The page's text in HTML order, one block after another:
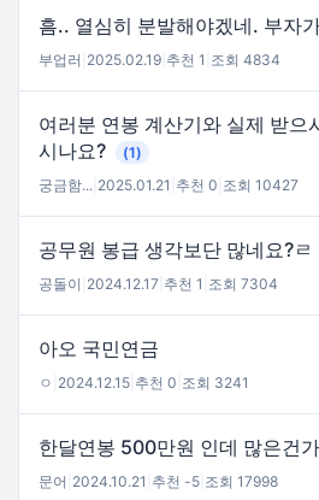
흠.. 열심히 분발해야겠네. 부자
부업러 2025.02.19 추천 1 조회 4834
여러분 연봉 계산기와 실제 받으
시나요?
(1)
궁금함... 2025.01.21 추천 0 조회 10427
공무원 봉급 생각보단 많네요?ㄹ
공돌이 2024.12.17 추천 1 조회 7304
아오 국민연금
ㅇ 2024.12.15 추천 0 조회 3241
한달연봉 500만원 인데 많은건
문어 2024.10.21 추천 -5 조회 17998